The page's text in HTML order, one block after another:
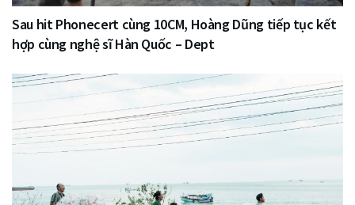
Sau hit Phonecert cùng 10CM, Hoàng Dũng tiếp tục kết
hợp cùng nghệ sĩ Hàn Quốc – Dept